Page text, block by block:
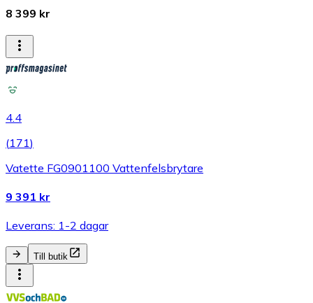
8 399 kr
4.4
(171)
Vatette FG0901100 Vattenfelsbrytare
9 391 kr
Leverans: 1-2 dagar
Till butik